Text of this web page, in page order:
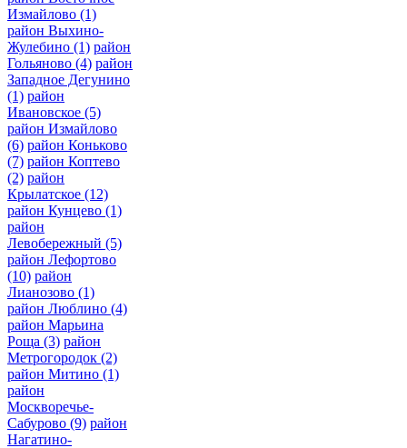
Измайлово (1)
район Выхино-
Жулебино (1) район
Гольяново (4) район
Западное Дегунино
(1) район
Ивановское (5)
район Измайлово
(6) район Коньково
(7) район Коптево
(2) район
Крылатское (12)
район Кунцево (1)
район
Левобережный (5)
район Лефортово
(10) район
Лианозово (1)
район Люблино (4)
район Марьина
Роща (3) район
Метрогородок (2)
район Митино (1)
район
Москворечье-
Сабурово (9) район
Нагатино-